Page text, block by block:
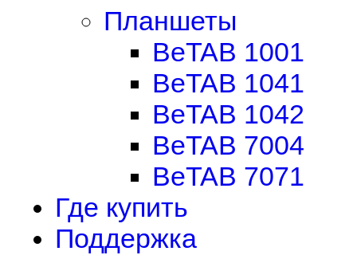
Планшеты
BeTAB 1001
BeTAB 1041
BeTAB 1042
BeTAB 7004
BeTAB 7071
Где купить
Поддержка